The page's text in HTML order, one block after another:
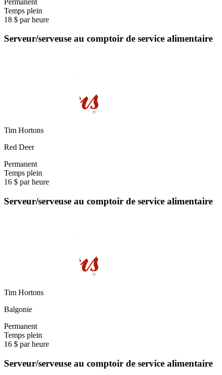
Temps plein
18 $ par heure
Serveur/serveuse au comptoir de service alimentaire
Tim Hortons
Red Deer
Permanent
Temps plein
16 $ par heure
Serveur/serveuse au comptoir de service alimentaire
Tim Hortons
Balgonie
Permanent
Temps plein
16 $ par heure
Serveur/serveuse au comptoir de service alimentaire